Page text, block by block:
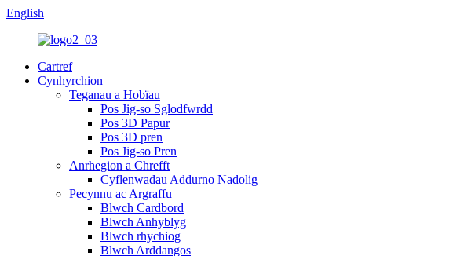
English
Cartref
Cynhyrchion
Teganau a Hobïau
Pos Jig-so Sglodfwrdd
Pos 3D Papur
Pos 3D pren
Pos Jig-so Pren
Anrhegion a Chrefft
Cyflenwadau Addurno Nadolig
Pecynnu ac Argraffu
Blwch Cardbord
Blwch Anhyblyg
Blwch rhychiog
Blwch Arddangos